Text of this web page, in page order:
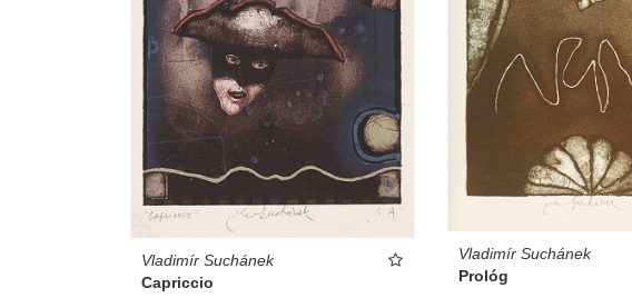
Vladimír Suchánek
Capriccio
Vladimír Suchánek
Prológ